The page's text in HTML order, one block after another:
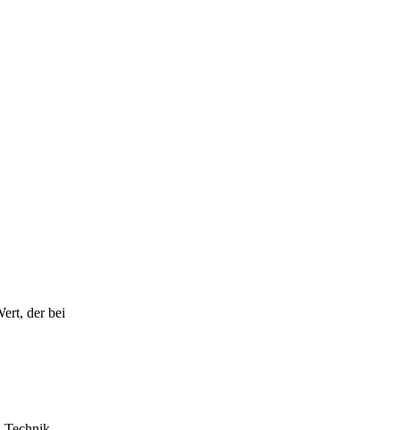
der bei